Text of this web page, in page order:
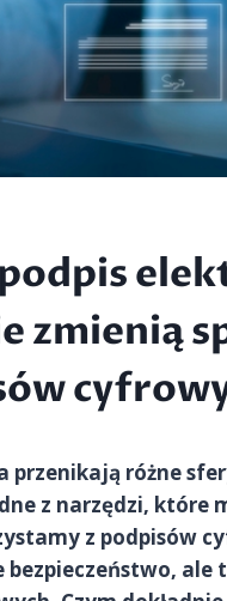
zmienią
różne
z narzędzi, które
z podpisów
ale